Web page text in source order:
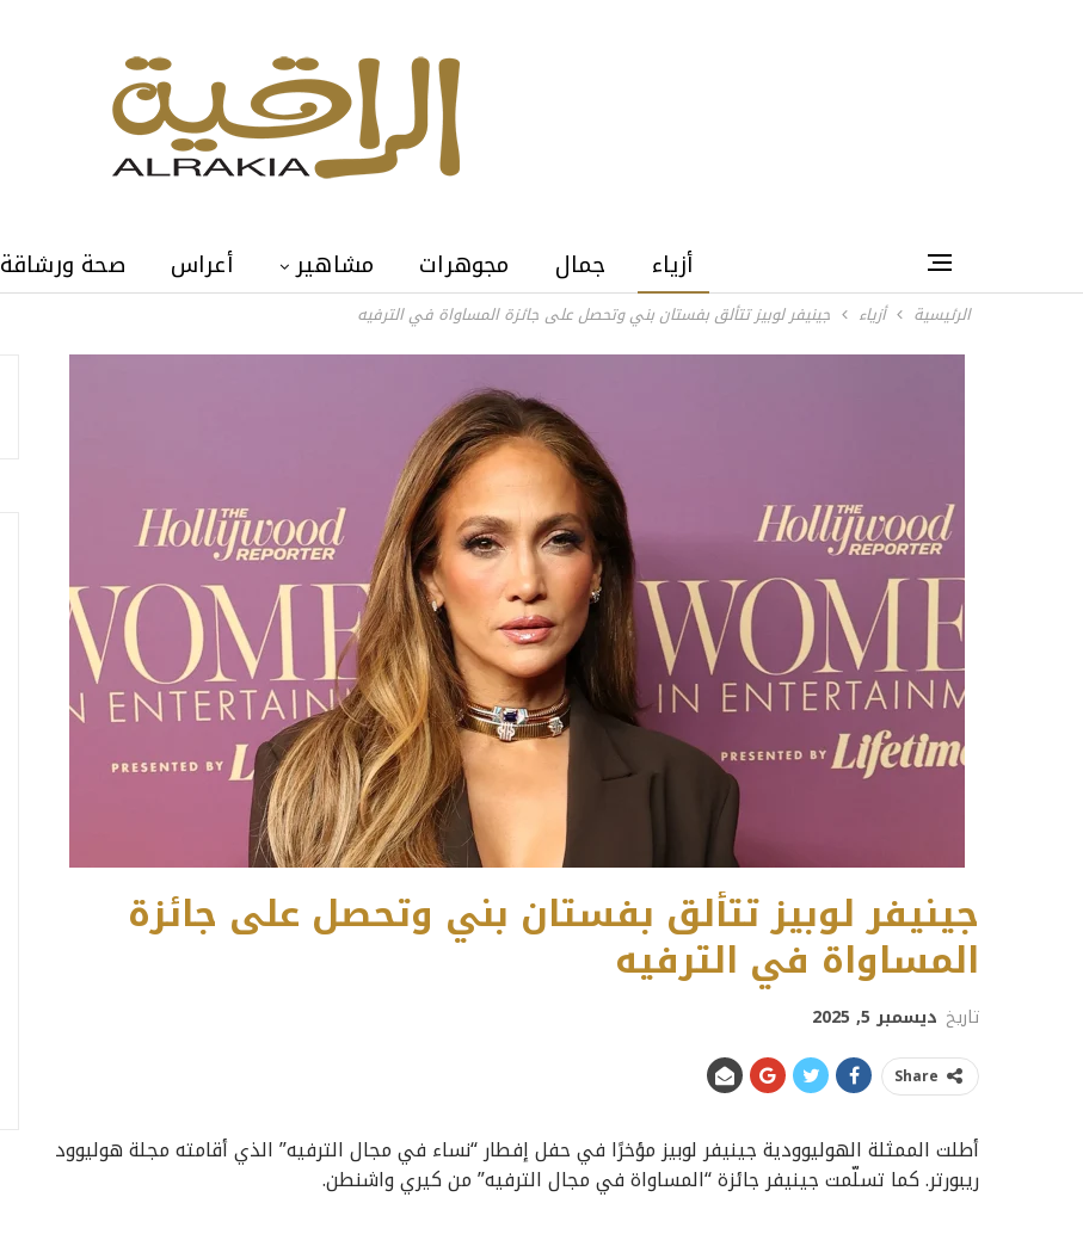
أزياء جمال مجوهرات مشاهير أعراس صحة ورشاقة
الرئيسية أزياء جينيفر لوبيز تتألق بفستان بني وتحصل على جائزة المساواة في الترفيه
جينيفر لوبيز تتألق بفستان بني وتحصل على جائزة
المساواة في الترفيه
تاريخ ديسمبر 5, 2025
Share
أطلت الممثلة الهوليوودية جينيفر لوبيز مؤخرًا في حفل إفطار “نساء في مجال الترفيه” الذي أقامته مجلة هوليوود
ريبورتر. كما تسلّمت جينيفر جائزة “المساواة في مجال الترفيه” من كيري واشنطن.